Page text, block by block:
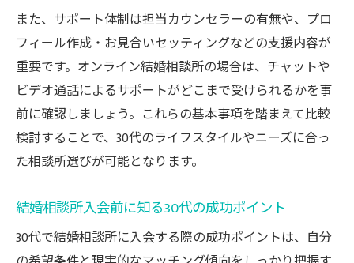
まとめ
神奈川県の30代が相談所入会前に確認する
要素
神奈川県婚活で30代が重視する結婚相談所
の特徴
オンライン結婚相談所の活用術を30代に伝授
徴
オンライン結婚相談所を30代が有効活用す
また、サポート体制は担当カウンセラーの有無や、プロ
フィール作成・お見合いセッティングなどの支援内容が
重要です。オンライン結婚相談所の場合は、チャットや
ビデオ通話によるサポートがどこまで受けられるかを事
前に確認しましょう。これらの基本事項を踏まえて比較
検討することで、30代のライフスタイルやニーズに合っ
た相談所選びが可能となります。
結婚相談所入会前に知る30代の成功ポイント
30代で結婚相談所に入会する際の成功ポイントは、自分